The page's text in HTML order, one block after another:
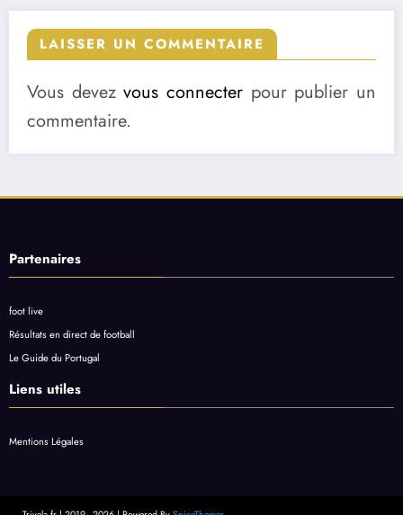
LAISSER UN COMMENTAIRE
Vous devezvous connecter pour publier un
commentaire.
Partenaires
foot live
Résultats en direct de football
Le Guide du Portugal
Liens utiles
Mentions Légales